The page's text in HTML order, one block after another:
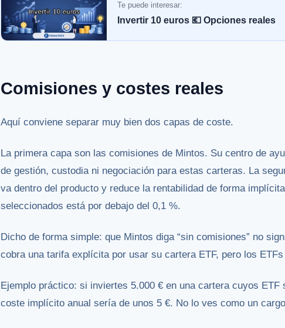
Te puede interesar:
Invertir 10 euros 💶 Opciones reales
Comisiones y costes reales
Aquí conviene separar muy bien dos capas de coste.
La primera capa son las comisiones de Mintos. Su centro de
de gestión, custodia ni negociación para estas carteras. La
va dentro del producto y reduce la rentabilidad de forma
seleccionados está por debajo del 0,1 %.
Dicho de forma simple: que Mintos diga “sin comisiones” no
cobra una tarifa explícita por usar su cartera ETF, pero los
Ejemplo práctico: si inviertes 5.000 € en una cartera cuyos
coste implícito anual sería de unos 5 €. No lo ves como un